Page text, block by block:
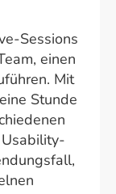
Sessions
einen
Mit
Stunde